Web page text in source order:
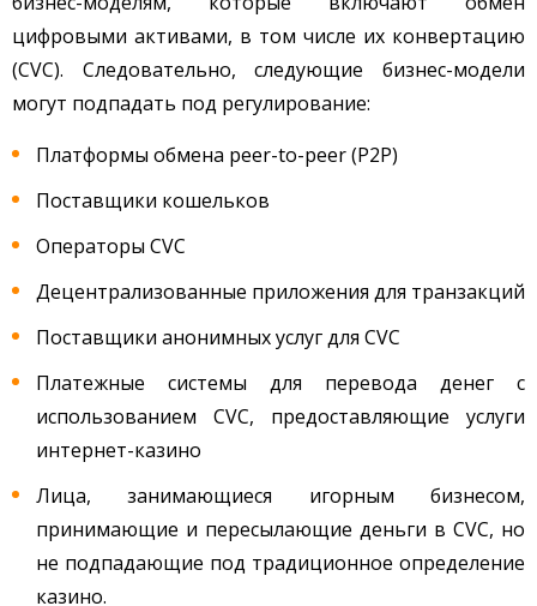
цифровыми активами, в том числе их конвертацию
(CVC). Следовательно, следующие бизнес-модели
могут подпадать под регулирование:
Платформы обмена peer-to-peer (P2P)
Поставщики кошельков
Операторы CVC
Децентрализованные приложения для транзакций
Поставщики анонимных услуг для CVC
Платежные системы для перевода денег с
использованием CVC, предоставляющие услуги
интернет-казино
Лица, занимающиеся игорным бизнесом,
принимающие и пересылающие деньги в CVC, но
не подпадающие под традиционное определение
казино.